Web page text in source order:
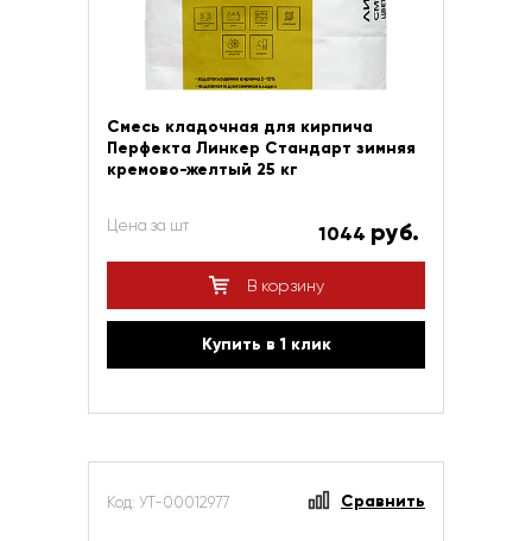
Смесь кладочная для кирпича
Перфекта Линкер Стандарт зимняя
кремово-желтый 25 кг
Цена за шт 1044 руб.
В корзину
Купить в 1 клик
Код: УТ-00012977 Сравнить